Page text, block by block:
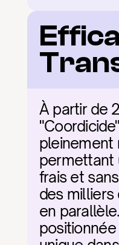
À partir de
pleinement
permettant
frais et
des
en